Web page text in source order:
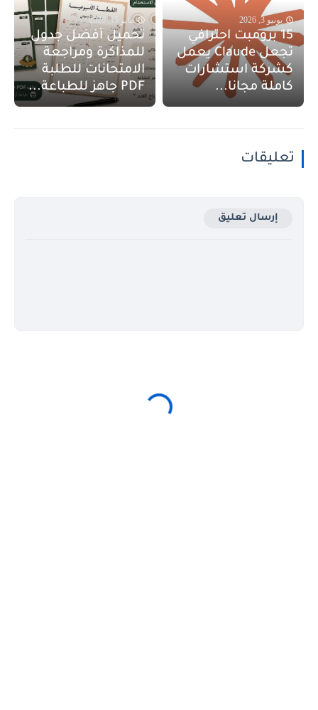
يونيو 3, 2026
15 برومبت احترافي
تجعل Claude يعمل
كشركة استشارات
كاملة مجانا...
مايو 15, 2026
تحميل أفضل جدول
للمذاكرة ومراجعة
الامتحانات للطلبة
PDF جاهز للطباعة...
تعليقات
إرسال تعليق